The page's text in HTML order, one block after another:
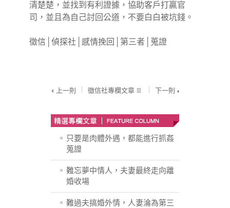
清楚楚，並找到有利證據，協助客戶打贏官
司，並且為自己討回公道，不要白白被坑錢。
徵信 │偵探社 感情挽回 第三者 蒐證
上一則 徵信社專欄文章 下一則
只要是肉體外遇，都能進行抓姦
蒐證
難忘夢中情人，夫妻最終走向離
婚收場
難過夫搞婚外情，人妻淪為第三